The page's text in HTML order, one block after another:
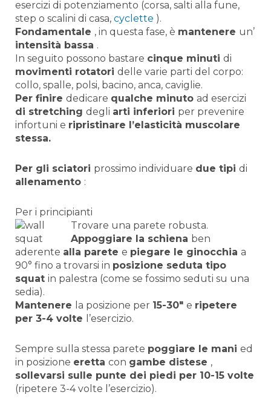
esercizi di potenziamento (corsa, salti alla fune,
step o scalini di casa, cyclette ).
Fondamentale , in questa fase, è mantenere un’
intensità bassa .
In seguito possono bastare cinque minuti di
movimenti rotatori delle varie parti del corpo:
collo, spalle, polsi, bacino, anca, caviglie.
Per finire dedicare qualche minuto ad esercizi
di stretching degli arti inferiori per prevenire
infortuni e ripristinare l’elasticità muscolare
stessa.
Per gli sciatori prossimo individuare due tipi di
allenamento :
Per i principianti
Trovare una parete robusta.
Appoggiare la schiena ben
aderente alla parete e piegare le ginocchia a
90° fino a trovarsi in posizione seduta tipo
squat in palestra (come se fossimo seduti su una
sedia).
Mantenere la posizione per 15-30″ e ripetere
per 3-4 volte
l’esercizio.
Sempre sulla stessa parete poggiare le mani ed
in posizione eretta con gambe distese ,
sollevarsi sulle punte dei piedi per 10-15 volte
(ripetere 3-4 volte l’esercizio).